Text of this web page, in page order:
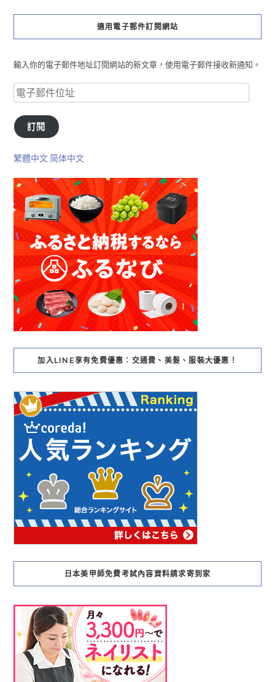
適用電子郵件訂閱網站
輸入你的電子郵件地址訂閱網站的新文章，使用電子郵件接收新通知。
訂閱
繁體中文 简体中文
加入LINE享有免費優惠：交通費、美髮、服裝大優惠！
日本美甲師免費考試內容資料請求寄到家